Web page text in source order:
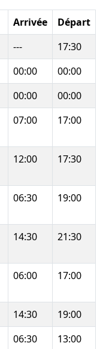
Arrivée
Départ
---
17:30
00:00
00:00
00:00
00:00
07:00 17:00
12:00 17:30
06:30 19:00
14:30 21:30
06:00 17:00
14:30
19:00
06:30
13:00